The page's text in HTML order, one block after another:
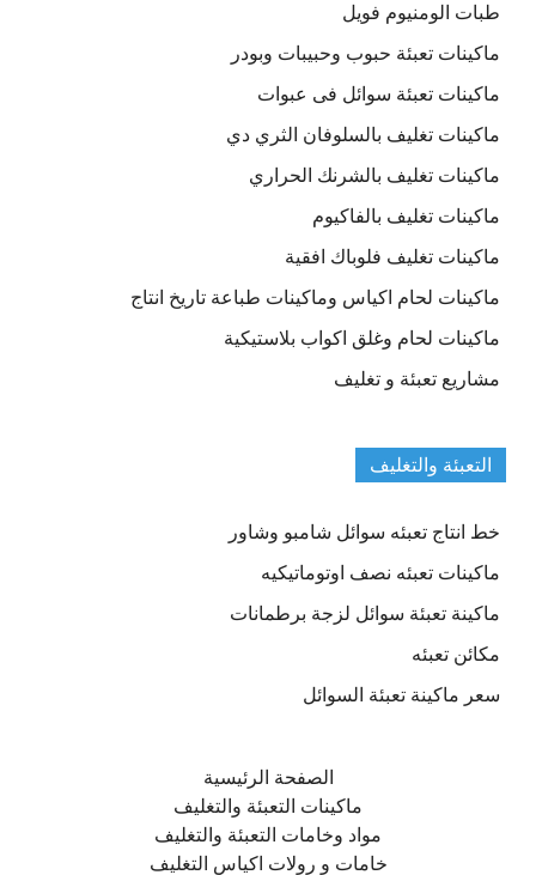
طبات الومنيوم فويل
ماكينات تعبئة حبوب وحبيبات وبودر
ماكينات تعبئة سوائل فى عبوات
ماكينات تغليف بالسلوفان الثري دي
ماكينات تغليف بالشرنك الحراري
ماكينات تغليف بالفاكيوم
ماكينات تغليف فلوباك افقية
ماكينات لحام اكياس وماكينات طباعة تاريخ انتاج
ماكينات لحام وغلق اكواب بلاستيكية
مشاريع تعبئة و تغليف
التعبئة والتغليف
خط انتاج تعبئه سوائل شامبو وشاور
ماكينات تعبئه نصف اوتوماتيكيه
ماكينة تعبئة سوائل لزجة برطمانات
مكائن تعبئه
سعر ماكينة تعبئة السوائل
الصفحة الرئيسية
ماكينات التعبئة والتغليف
مواد وخامات التعبئة والتغليف
خامات و رولات اكياس التغليف